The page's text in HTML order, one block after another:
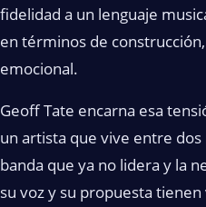
fidelidad a un lenguaje
en términos de
emocional.
Geoff Tate encarna esa
un artista que vive entre
banda que ya no lidera y la
su voz y su propuesta